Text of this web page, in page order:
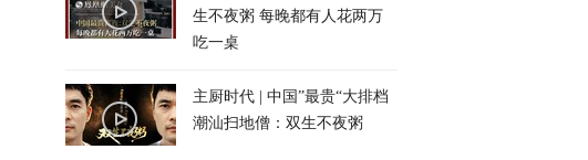
生不夜粥 每晚都有人花两万
吃一桌
主厨时代 | 中国”最贵“大排档
潮汕扫地僧：双生不夜粥